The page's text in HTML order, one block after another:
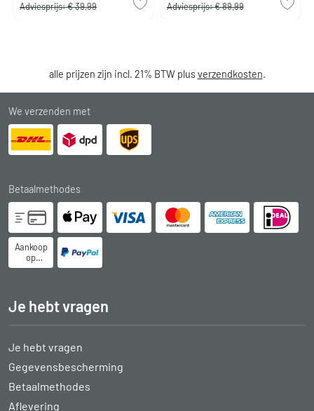
Adviesprijs:€ 39,99 Adviesprijs:€ 89,99
alle prijzen zijn incl. 21% BTW plusverzendkosten.
We verzenden met
Betaalmethodes
Aankoop
op
rekening
Je hebt vragen
Je hebt vragen
Gegevensbescherming
Betaalmethodes
Aflevering